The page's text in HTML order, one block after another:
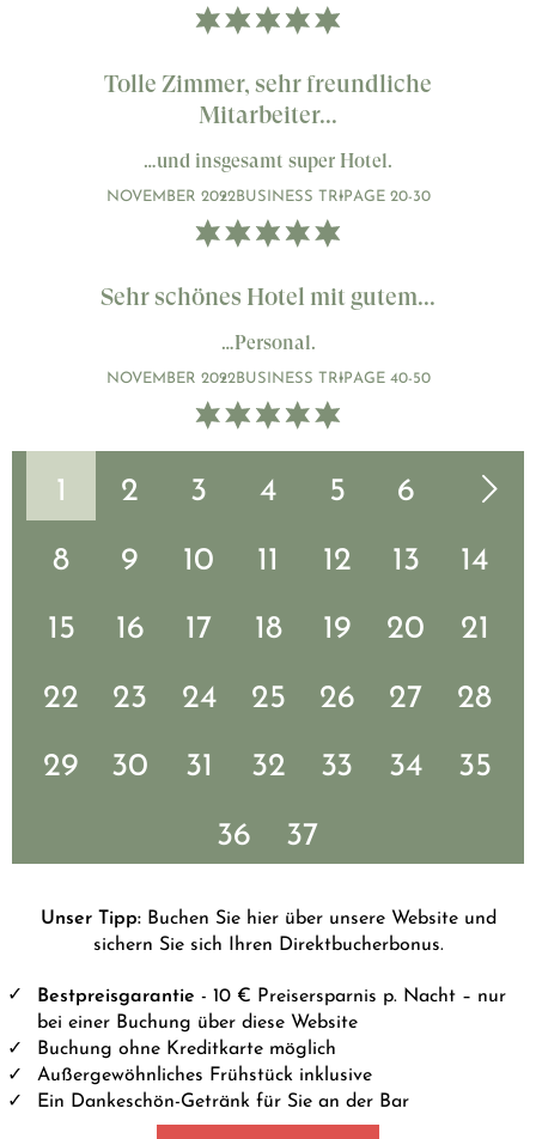
Tolle Zimmer, sehr freundliche
Mitarbeiter...
…und insgesamt super Hotel.
NOVEMBER 2022BUSINESS TRIPAGE 20-30
Sehr schönes Hotel mit gutem...
…Personal.
NOVEMBER 2022BUSINESS TRIPAGE 40-50
1 2 3 4 5 6
7
8
9 10 11 12 13
14
15
16 17 18 19 20
21
22
23 24 25 26 27
28
29
30 31 32 33 34
35
36
37
Unser Tipp:Buchen Sie hier über unsere Website und
sichern Sie sich Ihren Direktbucherbonus.
Bestpreisgarantie - 10 € Preisersparnis p. Nacht – nur
bei einer Buchung über diese Website
Buchung ohne Kreditkarte möglich
Außergewöhnliches Frühstück inklusive
Ein Dankeschön-Getränk für Sie an der Bar